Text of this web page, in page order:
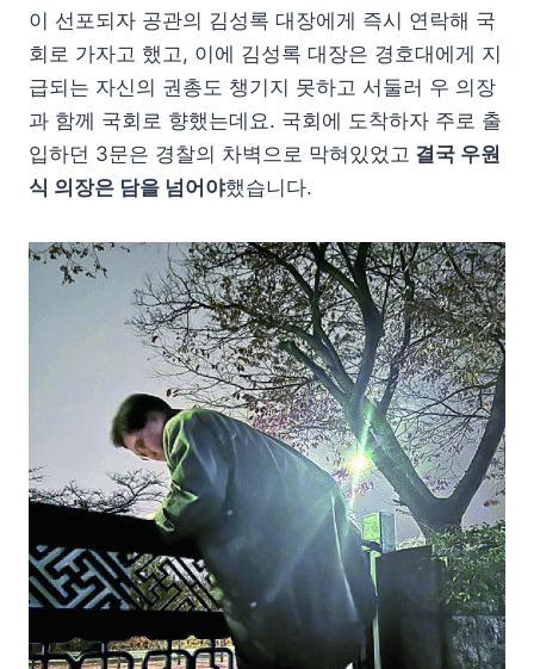
이 선포되자 공관의 김성록 대장에게 즉시 연락해 국
회로 가자고 했고, 이에 김성록 대장은 경호대에게 지
급되는 자신의 권총도 챙기지 못하고 서둘러 우 의장
과 함께 국회로 향했는데요. 국회에 도착하자 주로 출
입하던 3문은 경찰의 차벽으로 막혀있었고 결국 우원
식 의장은 담을 넘어야했습니다.